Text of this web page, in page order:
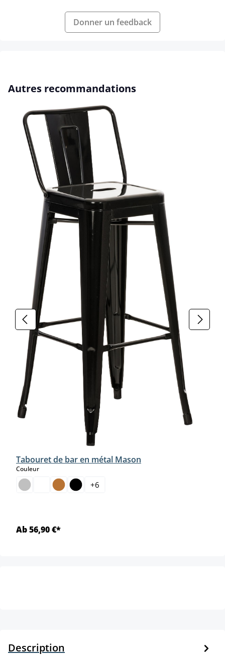
Donner un feedback
Ignorer la galerie de produits
Autres recommandations
Tabouret de bar en métal Mason
Couleurselect
+6
Ab 56,90 €*
Description